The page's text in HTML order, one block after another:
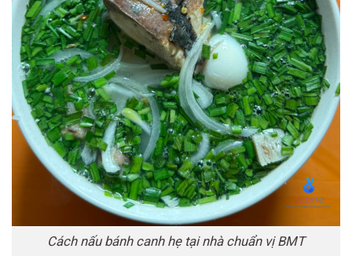
Cách nấu bánh canh hẹ tại nhà chuẩn vị BMT